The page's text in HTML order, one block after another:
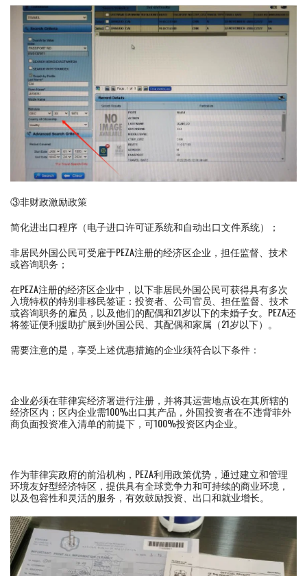
③非财政激励政策
简化进出口程序（电子进口许可证系统和自动出口文件系统）；
非居民外国公民可受雇于PEZA注册的经济区企业，担任监督、技术
或咨询职务；
在PEZA注册的经济区企业中，以下非居民外国公民可获得具有多次
入境特权的特别非移民签证：投资者、公司官员、担任监督、技术
或咨询职务的雇员，以及他们的配偶和21岁以下的未婚子女。PEZA还
将签证便利援助扩展到外国公民、其配偶和家属（21岁以下）。
需要注意的是，享受上述优惠措施的企业须符合以下条件：
企业必须在菲律宾经济署进行注册，并将其运营地点设在其所辖的
经济区内；区内企业需100%出口其产品，外国投资者在不违背菲外
商负面投资准入清单的前提下，可100%投资区内企业。
作为菲律宾政府的前沿机构，PEZA利用政策优势，通过建立和管理
环境友好型经济特区，提供具有全球竞争力和可持续的商业环境，
以及包容性和灵活的服务，有效鼓励投资、出口和就业增长。